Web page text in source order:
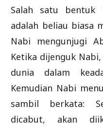
Salah satu bentuk
adalah beliau biasa
Nabi mengunjugi
Ketika dijenguk
dunia dalam
Kemudian Nabi
sambil berkata:
dicabut, akan